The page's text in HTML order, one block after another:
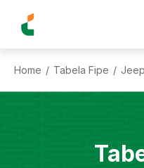
Home / Tabela Fipe / Jeep